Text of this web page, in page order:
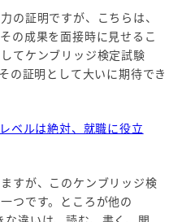
の証明ですが、こちらは、
の成果を面接時に見せるこ
てケンブリッジ検定試験
の証明として大いに期待でき
ベルは絶対、就職に役立
すが、このケンブリッジ検
つです。ところが他の